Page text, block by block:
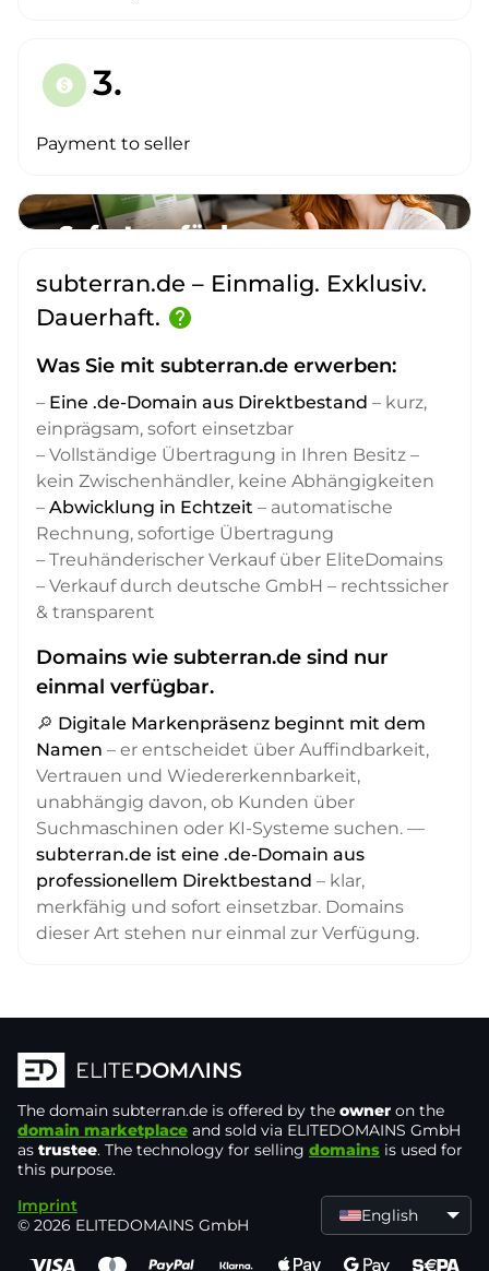
paid 3.
Payment to seller
subterran.de – Einmalig. Exklusiv.
Dauerhaft. help
Was Sie mit subterran.de erwerben:
– Eine .de-Domain aus Direktbestand – kurz,
einprägsam, sofort einsetzbar
– Vollständige Übertragung in Ihren Besitz –
kein Zwischenhändler, keine Abhängigkeiten
– Abwicklung in Echtzeit – automatische
Rechnung, sofortige Übertragung
– Treuhänderischer Verkauf über EliteDomains
– Verkauf durch deutsche GmbH – rechtssicher
& transparent
Domains wie subterran.de sind nur
einmal verfügbar.
🔎 Digitale Markenpräsenz beginnt mit dem
Namen – er entscheidet über Auffindbarkeit,
Vertrauen und Wiedererkennbarkeit,
unabhängig davon, ob Kunden über
Suchmaschinen oder KI-Systeme suchen. —
subterran.de ist eine .de-Domain aus
professionellem Direktbestand – klar,
merkfähig und sofort einsetzbar. Domains
dieser Art stehen nur einmal zur Verfügung.
The domain subterran.de is offered by the owner on the
domain marketplace and sold via ELITEDOMAINS GmbH
as trustee. The technology for selling domains is used for
this purpose.
Imprint
© 2026 ELITEDOMAINS GmbH
English